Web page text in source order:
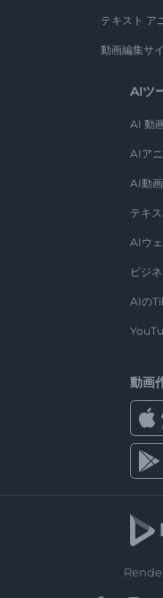
テキスト ア
動画編集サ
AIツ
AI 動
AIア
AI動
テキ
AIウェ
ビジ
AIの
動画